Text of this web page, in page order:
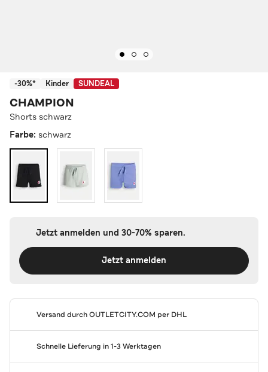
-30%* Kinder SUNDEAL
CHAMPION
Shorts schwarz
Farbe: schwarz
Jetzt anmelden und 30-70% sparen.
Jetzt anmelden
Versand durchOUTLETCITY.COM per DHL
Schnelle Lieferung in 1-3 Werktagen